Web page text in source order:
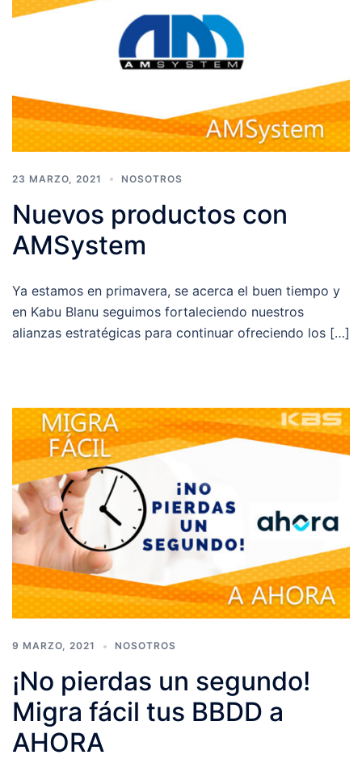
23 MARZO, 2021 NOSOTROS
Nuevos productos con
AMSystem
Ya estamos en primavera, se acerca el buen tiempo y
en Kabu Blanu seguimos fortaleciendo nuestros
alianzas estratégicas para continuar ofreciendo los […]
9 MARZO, 2021 NOSOTROS
¡No pierdas un segundo!
Migra fácil tus BBDD a
AHORA